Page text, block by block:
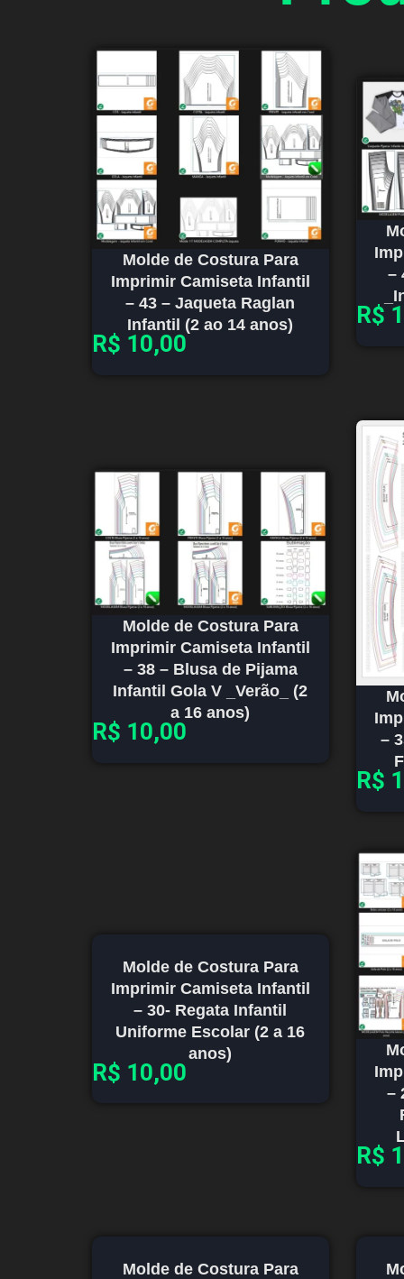
Molde de Costura Para
Imprimir Camiseta Infantil
– 43 – Jaqueta Raglan
Infantil (2 ao 14 anos)
R$ 10,00
–
R$
Molde de Costura Para
Imprimir Camiseta Infantil
– 38 – Blusa de Pijama
Infantil Gola V _Verão_ (2
a 16 anos)
R$ 10,00
–
R$
Molde de Costura Para
Imprimir Camiseta Infantil
– 30- Regata Infantil
Uniforme Escolar (2 a 16
anos)
R$ 10,00
–
R$
Molde de Costura Para